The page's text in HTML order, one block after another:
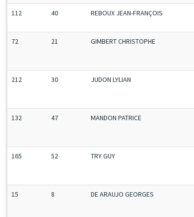
112 40 REBOUX JEAN-FRANÇOIS
72 21 GIMBERT CHRISTOPHE
212 30 JUDON LYLIAN
132 47 MANDON PATRICE
165 52 TRY GUY
15 8 DE ARAUJO GEORGES